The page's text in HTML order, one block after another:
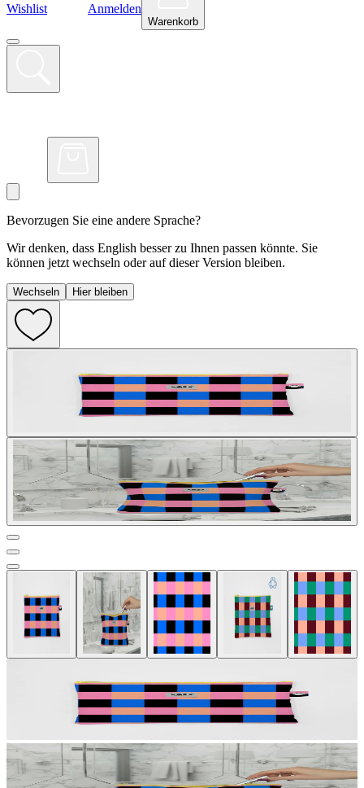
Wishlist Anmelden
Warenkorb
Bevorzugen Sie eine andere Sprache?
Wir denken, dass English besser zu Ihnen passen könnte. Sie
können jetzt wechseln oder auf dieser Version bleiben.
Wechseln Hier bleiben